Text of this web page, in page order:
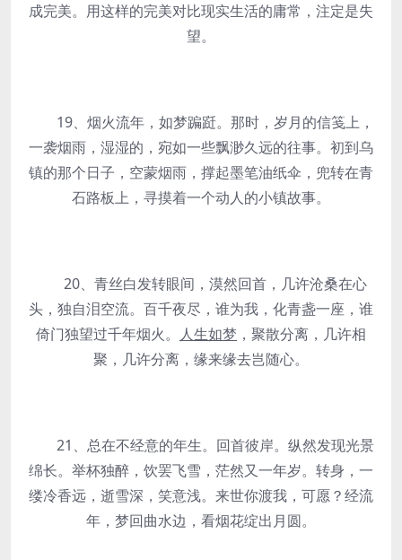
成完美。用这样的完美对比现实生活的庸常，注定是失
望。
19、烟火流年，如梦蹁跹。那时，岁月的信笺上，
一袭烟雨，湿湿的，宛如一些飘渺久远的往事。初到乌
镇的那个日子，空蒙烟雨，撑起墨笔油纸伞，兜转在青
石路板上，寻摸着一个动人的小镇故事。
20、青丝白发转眼间，漠然回首，几许沧桑在心
头，独自泪空流。百千夜尽，谁为我，化青盏一座，谁
倚门独望过千年烟火。 人生如梦 ，聚散分离，几许相
聚，几许分离，缘来缘去岂随心。
21、总在不经意的年生。回首彼岸。纵然发现光景
绵长。举杯独醉，饮罢飞雪，茫然又一年岁。转身，一
缕冷香远，逝雪深，笑意浅。来世你渡我，可愿？经流
年，梦回曲水边，看烟花绽出月圆。